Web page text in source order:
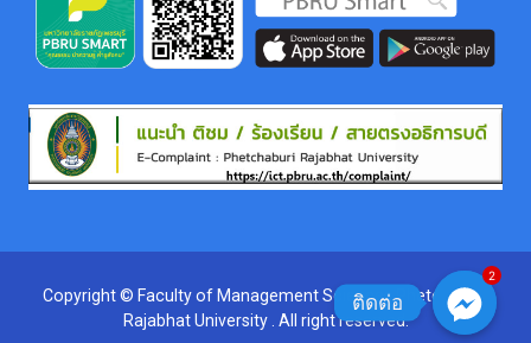
Copyright © Faculty of Management Sciences,Phetchaburi
Rajabhat University . All right reserved.
2
ติดต่อ